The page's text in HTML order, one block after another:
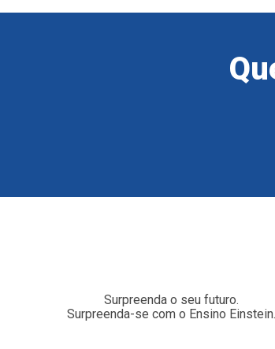
Surpreenda o seu futuro.
Surpreenda-se com o Ensino Einstein.